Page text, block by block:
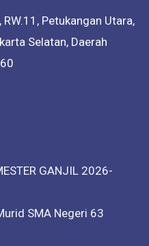
Petukangan Utara,
Selatan, Daerah
GANJIL 2026-
SMA Negeri 63